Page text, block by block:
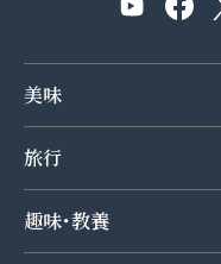
美味
旅行
趣味･教養